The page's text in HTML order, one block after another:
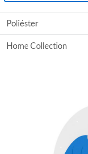
Poliéster
Home Collection